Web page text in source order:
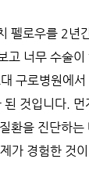
펠로우를 2년
고 너무 수술이
구로병원에서
것입니다. 먼
환을 진단하는
가 경험한 것